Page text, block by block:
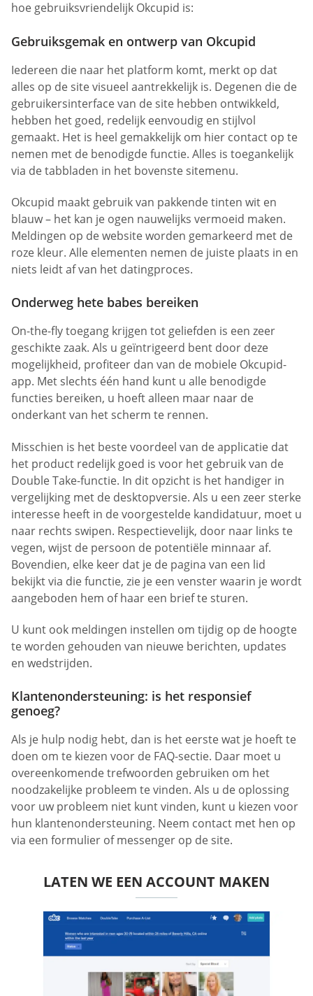
hoe gebruiksvriendelijk Okcupid is:
Gebruiksgemak en ontwerp van Okcupid
Iedereen die naar het platform komt, merkt op dat
alles op de site visueel aantrekkelijk is. Degenen die de
gebruikersinterface van de site hebben ontwikkeld,
hebben het goed, redelijk eenvoudig en stijlvol
gemaakt. Het is heel gemakkelijk om hier contact op te
nemen met de benodigde functie. Alles is toegankelijk
via de tabbladen in het bovenste sitemenu.
Okcupid maakt gebruik van pakkende tinten wit en
blauw – het kan je ogen nauwelijks vermoeid maken.
Meldingen op de website worden gemarkeerd met de
roze kleur. Alle elementen nemen de juiste plaats in en
niets leidt af van het datingproces.
Onderweg hete babes bereiken
On-the-fly toegang krijgen tot geliefden is een zeer
geschikte zaak. Als u geïntrigeerd bent door deze
mogelijkheid, profiteer dan van de mobiele Okcupid-
app. Met slechts één hand kunt u alle benodigde
functies bereiken, u hoeft alleen maar naar de
onderkant van het scherm te rennen.
Misschien is het beste voordeel van de applicatie dat
het product redelijk goed is voor het gebruik van de
Double Take-functie. In dit opzicht is het handiger in
vergelijking met de desktopversie. Als u een zeer sterke
interesse heeft in de voorgestelde kandidatuur, moet u
naar rechts swipen. Respectievelijk, door naar links te
vegen, wijst de persoon de potentiële minnaar af.
Bovendien, elke keer dat je de pagina van een lid
bekijkt via die functie, zie je een venster waarin je wordt
aangeboden hem of haar een brief te sturen.
U kunt ook meldingen instellen om tijdig op de hoogte
te worden gehouden van nieuwe berichten, updates
en wedstrijden.
Klantenondersteuning: is het responsief
genoeg?
Als je hulp nodig hebt, dan is het eerste wat je hoeft te
doen om te kiezen voor de FAQ-sectie. Daar moet u
overeenkomende trefwoorden gebruiken om het
noodzakelijke probleem te vinden. Als u de oplossing
voor uw probleem niet kunt vinden, kunt u kiezen voor
hun klantenondersteuning. Neem contact met hen op
via een formulier of messenger op de site.
LATEN WE EEN ACCOUNT MAKEN